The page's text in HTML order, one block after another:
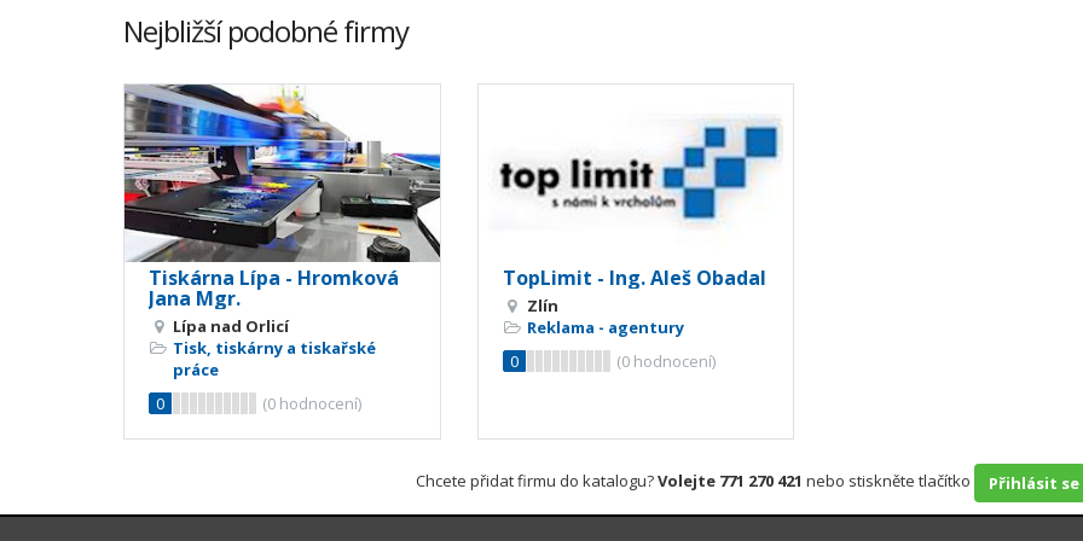
Nejbližší podobné firmy
Tiskárna Lípa - Hromková
Jana Mgr.
Lípa nad Orlicí
Tisk, tiskárny a tiskařské
práce
0
(0 hodnocení)
TopLimit - Ing. Aleš Obadal
Zlín
Reklama - agentury
0
(0hodnocení)
Chcete přidat firmu do katalogu?Volejte 771 270 421 nebo stiskněte tlačítko Přihlásit